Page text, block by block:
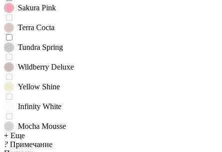
Sakura Pink
Terra Cocta
Tundra Spring
Wildberry Deluxe
Yellow Shine
Infinity White
Mocha Mousse
+ Еще
? Примечание